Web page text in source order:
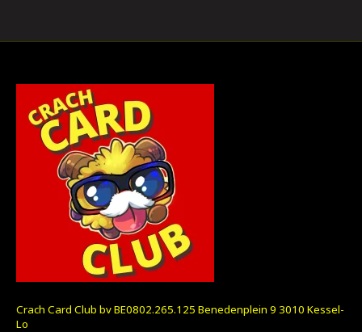
Crach Card Club bv BE0802.265.125 Benedenplein 9 3010 Kessel-
Lo